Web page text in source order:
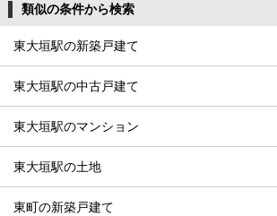
類似の条件から検索
東大垣駅の新築戸建て
東大垣駅の中古戸建て
東大垣駅のマンション
東大垣駅の土地
東町の新築戸建て